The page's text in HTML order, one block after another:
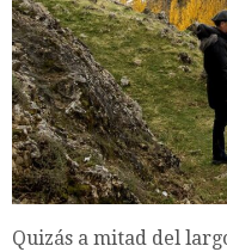
Quizás a mitad del